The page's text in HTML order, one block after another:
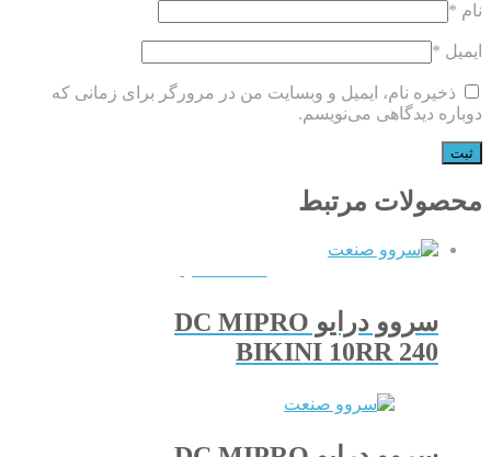
نام *
ایمیل *
ذخیره نام، ایمیل و وبسایت من در مرورگر برای زمانی که
دوباره دیدگاهی می‌نویسم.
محصولات مرتبط
سروو درایو DC MIPRO
BIKINI 10RR 240